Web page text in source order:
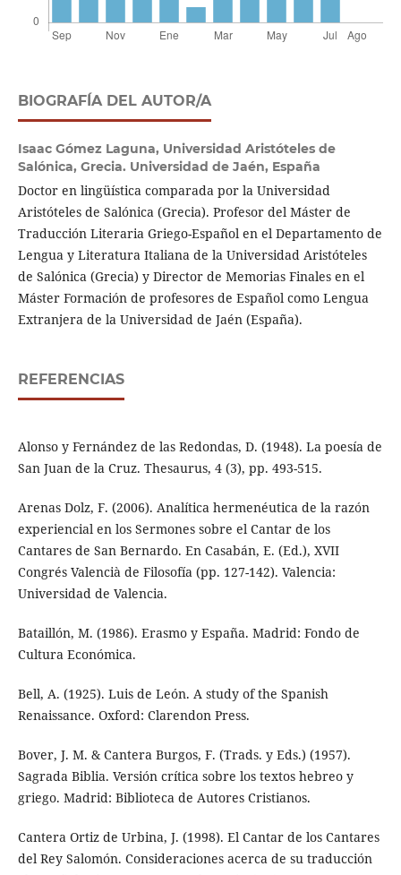
BIOGRAFÍA DEL AUTOR/A
Isaac Gómez Laguna, Universidad Aristóteles de
Salónica, Grecia. Universidad de Jaén, España
Doctor en lingüística comparada por la Universidad
Aristóteles de Salónica (Grecia). Profesor del Máster de
Traducción Literaria Griego-Español en el Departamento de
Lengua y Literatura Italiana de la Universidad Aristóteles
de Salónica (Grecia) y Director de Memorias Finales en el
Máster Formación de profesores de Español como Lengua
Extranjera de la Universidad de Jaén (España).
REFERENCIAS
Alonso y Fernández de las Redondas, D. (1948). La poesía de
San Juan de la Cruz. Thesaurus, 4 (3), pp. 493-515.
Arenas Dolz, F. (2006). Analítica hermenéutica de la razón
experiencial en los Sermones sobre el Cantar de los
Cantares de San Bernardo. En Casabán, E. (Ed.), XVII
Congrés Valencià de Filosofía (pp. 127-142). Valencia:
Universidad de Valencia.
Bataillón, M. (1986). Erasmo y España. Madrid: Fondo de
Cultura Económica.
Bell, A. (1925). Luis de León. A study of the Spanish
Renaissance. Oxford: Clarendon Press.
Bover, J. M. & Cantera Burgos, F. (Trads. y Eds.) (1957).
Sagrada Biblia. Versión crítica sobre los textos hebreo y
griego. Madrid: Biblioteca de Autores Cristianos.
Cantera Ortiz de Urbina, J. (1998). El Cantar de los Cantares
del Rey Salomón. Consideraciones acerca de su traducción